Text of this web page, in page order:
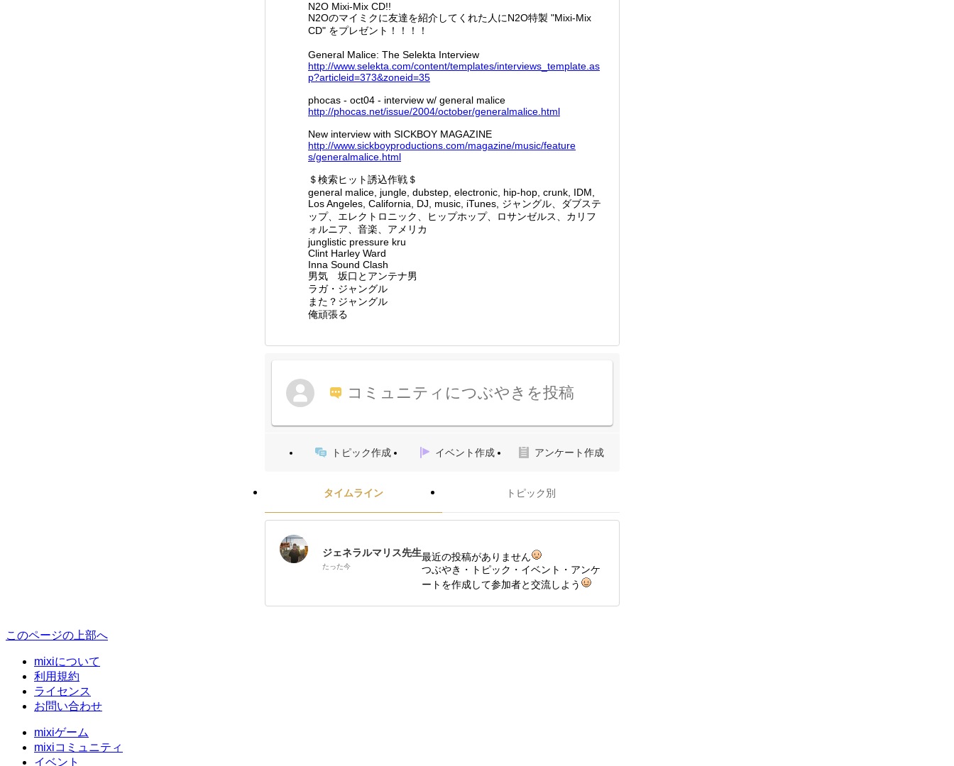
N2O Mixi-Mix CD!!
N2Oのマイミクに友達を紹介してくれた人にN2O特製 "Mixi-Mix
CD" をプレゼント！！！！
General Malice: The Selekta Interview
http://www.selekta.com/content/templates/interviews_template.as
p?articleid=373&zoneid=35
phocas - oct04 - interview w/ general malice
http://phocas. net/issue/2004/october/generalmalice.html
New interview with SICKBOY MAGAZINE
http://www.sickboyproductions.com/magazine/music/feature
s/generalmalice.html
＄検索ヒット誘込作戦＄
general malice, jungle, dubstep, electronic, hip-hop, crunk, IDM,
Los Angeles, California, DJ, music, iTunes, ジャングル、ダブステ
ップ、エレクトロニック、ヒップホップ、ロサンゼルス、カリフ
ォルニア、音楽、アメリカ
junglistic pressure kru
Clint Harley Ward
Inna Sound Clash
男気 坂口とアンテナ男
ラガ・ジャングル
また？ジャングル
俺頑張る
コミュニティにつぶやきを投稿
トピック作成 イベント作成 アンケート作成
タイムライン トピック別
ジェネラルマリス先生
たった今
最近の投稿がありません
つぶやき・トピック・イベント・アンケ
ートを作成して参加者と交流しよう
このページの上部へ
mixiについて
利用規約
ライセンス
お問い合わせ
mixiゲーム
mixiコミュニティ
イベント